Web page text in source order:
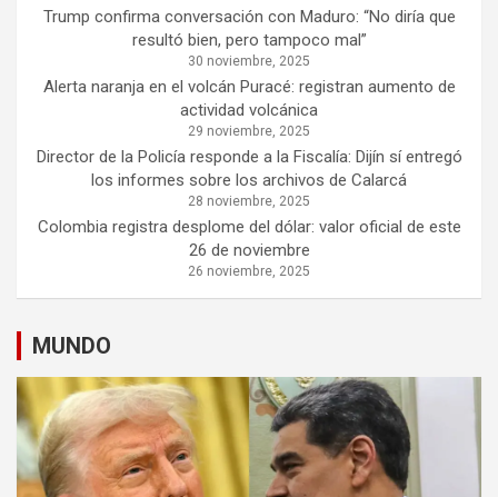
Trump confirma conversación con Maduro: “No diría que
resultó bien, pero tampoco mal”
30 noviembre, 2025
Alerta naranja en el volcán Puracé: registran aumento de
actividad volcánica
29 noviembre, 2025
Director de la Policía responde a la Fiscalía: Dijín sí entregó
los informes sobre los archivos de Calarcá
28 noviembre, 2025
Colombia registra desplome del dólar: valor oficial de este
26 de noviembre
26 noviembre, 2025
MUNDO